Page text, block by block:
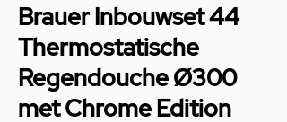
Brauer Inbouwset 44
Thermostatische
Regendouche Ø300
met Chrome Edition